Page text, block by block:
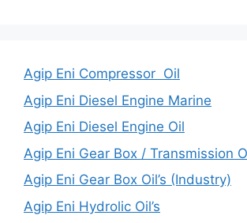
Agip Eni Compressor Oil
Agip Eni Diesel Engine Marine
Agip Eni Diesel Engine Oil
Agip Eni Gear Box / Transmission
Agip Eni Gear Box Oil’s (Industry)
Agip Eni Hydrolic Oil’s